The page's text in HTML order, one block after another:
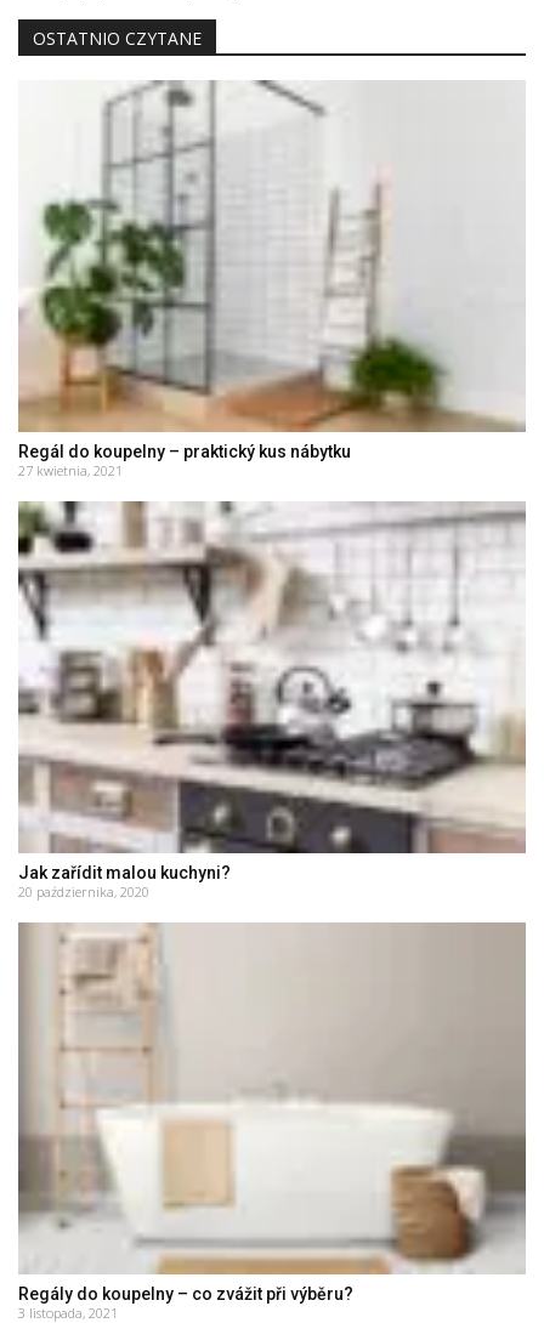
OSTATNIO CZYTANE
Regál do koupelny – praktický kus nábytku
27 kwietnia, 2021
Jak zařídit malou kuchyni?
20 października, 2020
Regály do koupelny – co zvážit při výběru?
3 listopada, 2021